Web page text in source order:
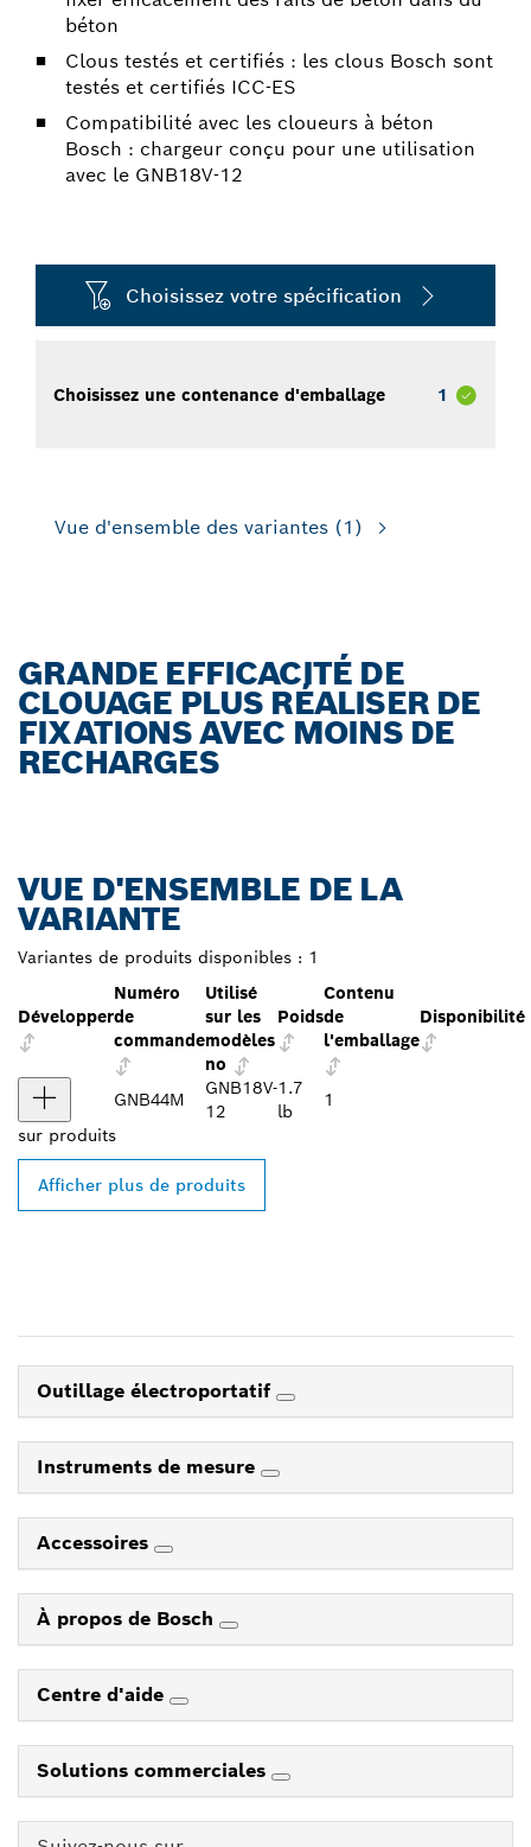
béton
Clous testés et certifiés : les clous Bosch sont
testés et certifiés ICC-ES
Compatibilité avec les cloueurs à béton
Bosch : chargeur conçu pour une utilisation
avec le GNB18V-12
Choisissez votre spécification
Choisissez une contenance d'emballage 1
Vue d'ensemble des variantes (1)
GRANDE EFFICACITÉ DE
CLOUAGE PLUS RÉALISER DE
FIXATIONS AVEC MOINS DE
RECHARGES
VUE D'ENSEMBLE DE LA
VARIANTE
Variantes de produits disponibles : 1
Développer
Numéro
de
commande
Utilisé
sur les
modèles
no
Poids
Contenu
de
l'emballage
Disponibilité
GNB44M
GNB18V-
12
1.7
lb
1
sur produits
Afficher plus de produits
Outillage électroportatif
Instruments de mesure
Accessoires
À propos de Bosch
Centre d'aide
Solutions commerciales